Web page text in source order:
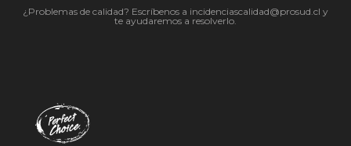
¿Problemas de calidad? Escríbenos a incidenciascalidad@prosud.cl y
te ayudaremos a resolverlo.